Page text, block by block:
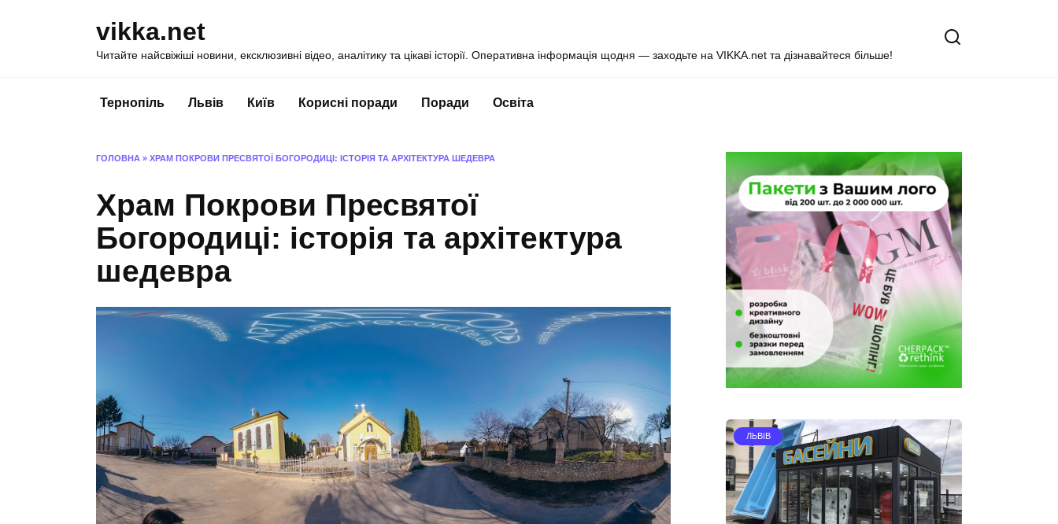
vikka.net
Читайте найсвіжіші новини, ексклюзивні відео, аналітику та цікаві історії. Оперативна інформація щодня — заходьте на VIKKA.net та дізнавайтеся більше!
Тернопіль Львів Київ Корисні поради Поради Освіта
ГОЛОВНА » ХРАМ ПОКРОВИ ПРЕСВЯТОЇ БОГОРОДИЦІ: ІСТОРІЯ ТА АРХІТЕКТУРА ШЕДЕВРА
Храм Покрови Пресвятої
Богородиці: історія та архітектура
шедевра
ЛЬВІВ